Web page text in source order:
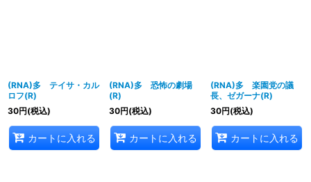
(RNA)多 テイサ・カル
ロフ(R)
30円(税込)
カートに入れる
(RNA)多 恐怖の劇場
(R)
30円(税込)
カートに入れる
(RNA)多 楽園党の議
長、ゼガーナ(R)
30円(税込)
カートに入れる